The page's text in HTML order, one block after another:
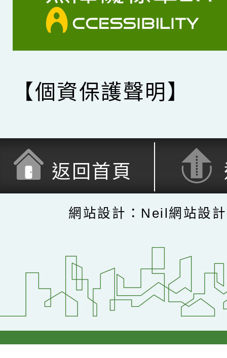
【個資保護聲明】
返回首頁
網站設計：Neil網站設